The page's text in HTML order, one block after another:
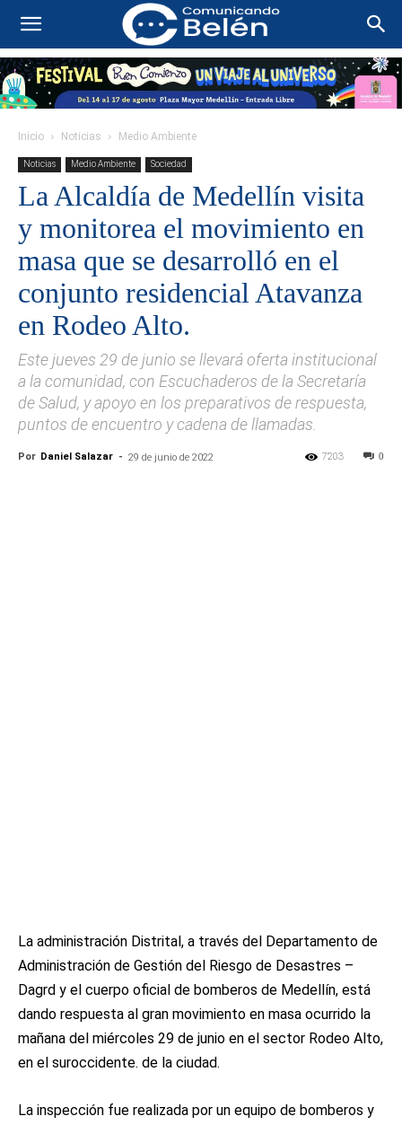
Inicio Noticias Medio Ambiente
Noticias Medio Ambiente Sociedad
La Alcaldía de Medellín visita
y monitorea el movimiento en
masa que se desarrolló en el
conjunto residencial Atavanza
en Rodeo Alto.
Este jueves 29 de junio se llevará oferta institucional
a la comunidad, con Escuchaderos de la Secretaría
de Salud, y apoyo en los preparativos de respuesta,
puntos de encuentro y cadena de llamadas.
Por Daniel Salazar - 29 de junio de 2022 0
7203
La administración Distrital, a través del Departamento de
Administración de Gestión del Riesgo de Desastres –
Dagrd y el cuerpo oficial de bomberos de Medellín, está
dando respuesta al gran movimiento en masa ocurrido la
mañana del miércoles 29 de junio en el sector Rodeo Alto,
en el suroccidente. de la ciudad.
La inspección fue realizada por un equipo de bomberos y